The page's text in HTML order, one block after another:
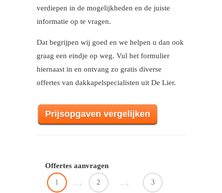
verdiepen in de mogelijkheden en de juiste
informatie op te vragen.
Dat begrijpen wij goed en we helpen u dan ook
graag een eindje op weg. Vul het formulier
hiernaast in en ontvang zo gratis diverse
offertes van dakkapelspecialisten uit De Lier.
Prijsopgaven vergelijken
Offertes aanvragen
1 2 3